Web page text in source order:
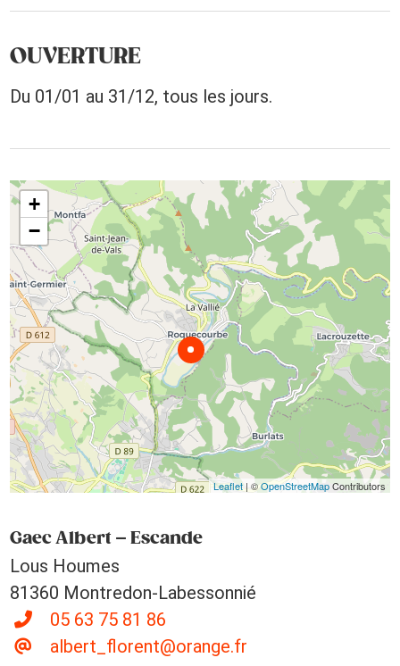
OUVERTURE
Du 01/01 au 31/12, tous les jours.
+
−
Leaflet| ©OpenStreetMapContributors
Gaec Albert – Escande
Lous Houmes
81360 Montredon-Labessonnié
05 63 75 81 86
albert_florent@orange.fr